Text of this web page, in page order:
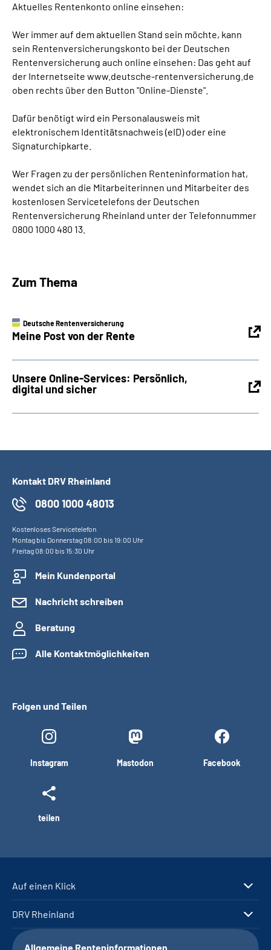
Aktuelles Rentenkonto online einsehen:
Wer immer auf dem aktuellen Stand sein möchte, kann
sein Rentenversicherungskonto bei der Deutschen
Rentenversicherung auch online einsehen: Das geht auf
der Internetseite www.deutsche-rentenversicherung.de
oben rechts über den Button "Online-Dienste".
Dafür benötigt wird ein Personalausweis mit
elektronischem Identitätsnachweis (eID) oder eine
Signaturchipkarte.
Wer Fragen zu der persönlichen Renteninformation hat,
wendet sich an die Mitarbeiterinnen und Mitarbeiter des
kostenlosen Servicetelefons der Deutschen
Rentenversicherung Rheinland unter der Telefonnummer
0800 1000 480 13.
Zum Thema
Deutsche Rentenversicherung
Meine Post von der Rente
Unsere Online-Services: Persönlich,
digital und sicher
Kontakt DRV Rheinland
0800 1000 48013
Kostenloses Servicetelefon
Montag bis Donnerstag 08:00 bis 19:00 Uhr
Freitag 08:00 bis 15:30 Uhr
Mein Kundenportal
Nachricht schreiben
Beratung
Alle Kontaktmöglichkeiten
Folgen und Teilen
Instagram Mastodon Facebook
teilen
Auf einen Klick
DRV Rheinland
Allgemeine Renteninformationen